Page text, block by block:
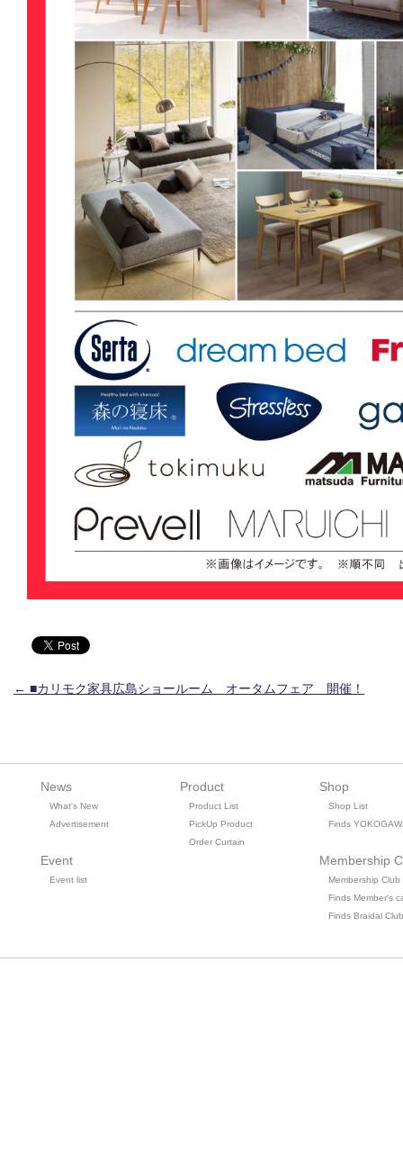
投稿ナビゲーション
← ■カリモク家具広島ショールーム オータムフェア 開催！
News
What's New
Advertisement
Event
Event list
Product
Product List
PickUp Product
Order Curtain
Shop
Shop List
Finds
Membership
Membership Club
Finds Member's
Finds Braidal Club